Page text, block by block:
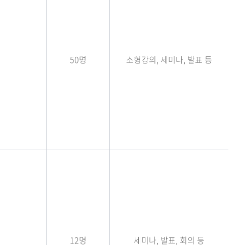
50명 소형강의, 세미나, 발표 등
12명 세미나, 발표, 회의 등